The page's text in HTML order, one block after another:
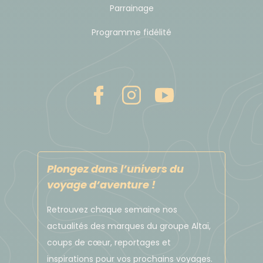
nom du conducteur. Il est nécessaire que ce
votre départ!
Aussi, si vous ne récupérez pas votre voiture
(généralement sous 6 heures), le loueur se
réserve le droit de livrer votre voiture à un
autre client.
Parrainage
Programme fidélité
Plongez dans l’univers du
voyage d’aventure !
Retrouvez chaque semaine nos
actualités des marques du groupe Altaï,
coups de cœur, reportages et
inspirations pour vos prochains voyages.